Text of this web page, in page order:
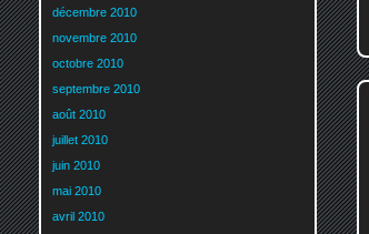
décembre 2010
novembre 2010
octobre 2010
septembre 2010
août 2010
juillet 2010
juin 2010
mai 2010
avril 2010